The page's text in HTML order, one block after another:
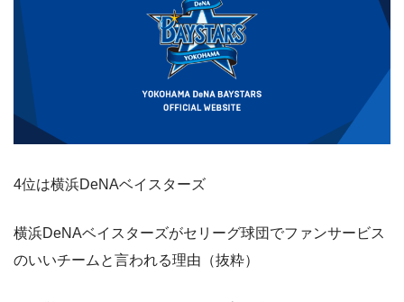
4位は横浜DeNAベイスターズ
横浜DeNAベイスターズがセリーグ球団でファンサービス
のいいチームと言われる理由（抜粋）